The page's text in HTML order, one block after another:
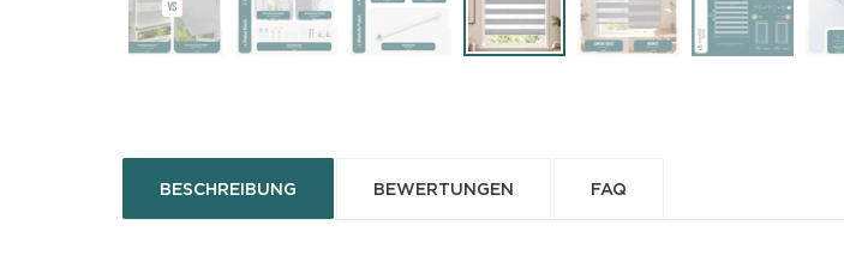
BESCHREIBUNG BEWERTUNGEN FAQ